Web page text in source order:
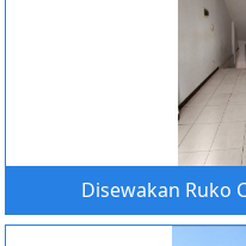
Disewakan Ruko